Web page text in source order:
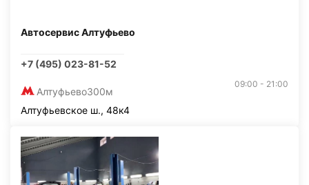
Автосервис Алтуфьево
+7 (495) 023-81-52
Алтуфьево300м
09:00 - 21:00
Алтуфьевское ш., 48к4